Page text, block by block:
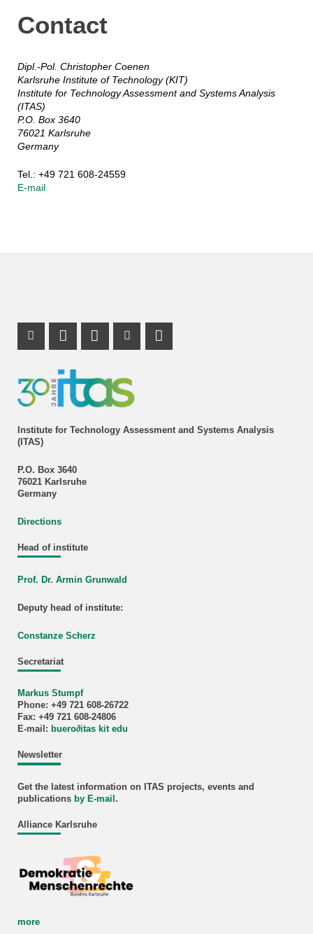
Contact
Dipl.-Pol. Christopher Coenen
Karlsruhe Institute of Technology (KIT)
Institute for Technology Assessment and Systems Analysis
(ITAS)
P.O. Box 3640
76021 Karlsruhe
Germany
Tel.: +49 721 608-24559
E-mail
Institute for Technology Assessment and Systems Analysis
(ITAS)
P.O. Box 3640
76021 Karlsruhe
Germany
Directions
Head of institute
Prof. Dr. Armin Grunwald
Deputy head of institute:
Constanze Scherz
Secretariat
Markus Stumpf
Phone: +49 721 608-26722
Fax: +49 721 608-24806
E-mail: buero∂itas kit edu
Newsletter
Get the latest information on ITAS projects, events and
publications by E-mail .
Alliance Karlsruhe
more
Instagram Profile
Mastodon Profile
LinkedIn Profile
Youtube Profile